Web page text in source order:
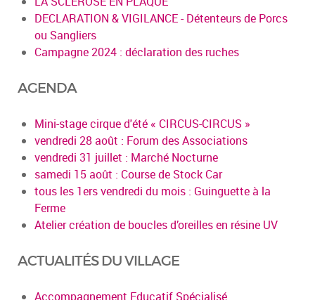
DECLARATION & VIGILANCE - Détenteurs de Porcs
ou Sangliers
Campagne 2024 : déclaration des ruches
AGENDA
Mini-stage cirque d'été « CIRCUS-CIRCUS »
vendredi 28 août : Forum des Associations
vendredi 31 juillet : Marché Nocturne
samedi 15 août : Course de Stock Car
tous les 1ers vendredi du mois : Guinguette à la
Ferme
Atelier création de boucles d’oreilles en résine UV
ACTUALITÉS DU VILLAGE
Accompagnement Educatif Spécialisé